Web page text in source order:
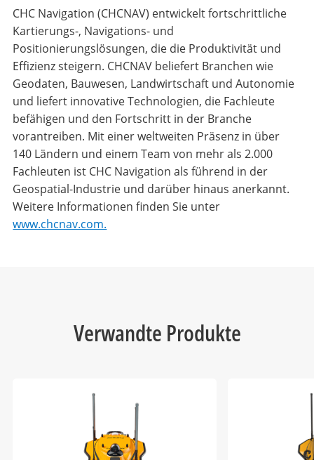
CHC Navigation (CHCNAV) entwickelt fortschrittliche
Kartierungs-, Navigations- und
Positionierungslösungen, die die Produktivität und
Effizienz steigern. CHCNAV beliefert Branchen wie
Geodaten, Bauwesen, Landwirtschaft und Autonomie
und liefert innovative Technologien, die Fachleute
befähigen und den Fortschritt in der Branche
vorantreiben. Mit einer weltweiten Präsenz in über
140 Ländern und einem Team von mehr als 2.000
Fachleuten ist CHC Navigation als führend in der
Geospatial-Industrie und darüber hinaus anerkannt.
Weitere Informationen finden Sie unter
www.chcnav.com.
Verwandte Produkte